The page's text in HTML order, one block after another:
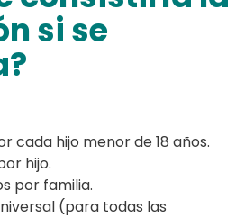
si se
cada hijo menor de 18 años.
hijo.
por familia.
(para todas las